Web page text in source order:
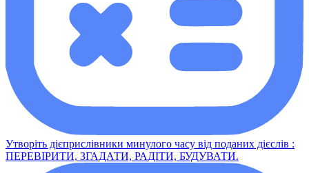
Утворіть дієприслівники минулого часу від поданих дієслів :
ПЕРЕВІРИТИ, ЗГАДАТИ, РАДІТИ, БУДУВАТИ.​